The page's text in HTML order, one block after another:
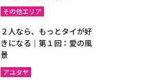
その他エリア
２人なら、もっとタイが好
きになる｜第１回：愛の風
景
アユタヤ